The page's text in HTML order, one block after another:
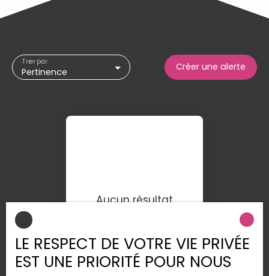
Pertinence
Trier par Créer une alerte
Aucun résultat
LE RESPECT DE VOTRE VIE PRIVÉE
EST UNE PRIORITÉ POUR NOUS